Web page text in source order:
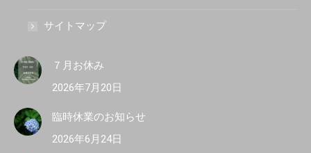
サイトマップ
７月お休み
2026年7月20日
臨時休業のお知らせ
2026年6月24日